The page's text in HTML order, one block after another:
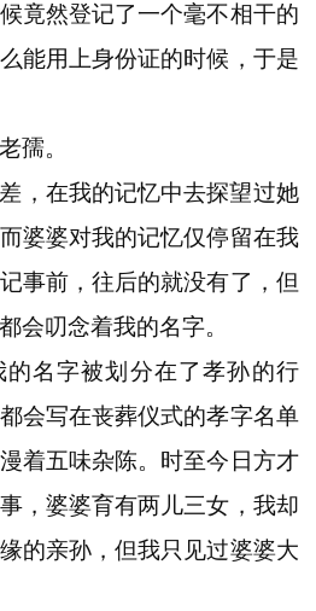
竟然登记了一个毫不相干的
能用上身份证的时候，于是
孺。
，在我的记忆中去探望过她
婆婆对我的记忆仅停留在我
事前，往后的就没有了，但
会叨念着我的名字。
名字被划分在了孝孙的行
会写在丧葬仪式的孝字名单
着五味杂陈。时至今日方才
，婆婆育有两儿三女，我却
的亲孙，但我只见过婆婆大